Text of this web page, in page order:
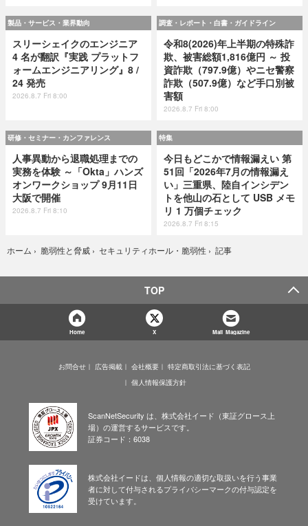
製品・サービス・業界動向
スリーシェイクのエンジニア
4 名が翻訳『実践 プラットフ
ォームエンジニアリング』8 /
24 発売
2026.8.7 Fri 8:00
調査・レポート・白書・ガイドライン
令和8(2026)年上半期の特殊詐
欺、被害総額1,816億円 ～ 投
資詐欺（797.9億）やニセ警察
詐欺（507.9億）など手口別被
害額
2026.8.7 Fri 8:00
研修・セミナー・カンファレンス
人事異動から退職処理までの
実務を体験 ～「Okta」ハンズ
オンワークショップ 9月11日
大阪で開催
2026.8.7 Fri 8:10
特集
今日もどこかで情報漏えい 第
51回「2026年7月の情報漏え
い」三重県、陸自インシデン
トを他山の石として USB メモ
リ 1 万個チェック
2026.8.7 Fri 8:15
ホーム › 脆弱性と脅威 › セキュリティホール・脆弱性 › 記事
TOP
Home X Mail Magazine
お問合せ 広告掲載 会社概要
特定商取引法に基づく表記
個人情報保護方針
ScanNetSecurity は、株式会社イード（東証グロース上
場）の運営するサービスです。
証券コード：6038
株式会社イードは、個人情報の適切な取扱いを行う事業
者に対して付与されるプライバシーマークの付与認定を
受けています。